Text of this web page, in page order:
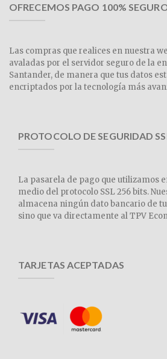
OFRECEMOS PAGO 100%
Las compras que realices en nuestra
avaladas por el servidor seguro de la
Santander, de manera que tus datos
encriptados por la tecnología más
PROTOCOLO DE SEGURIDAD
La pasarela de pago que utilizamos
medio del protocolo SSL 256 bits.
almacena ningún dato bancario de
sino que va directamente al TPV
TARJETAS ACEPTADAS